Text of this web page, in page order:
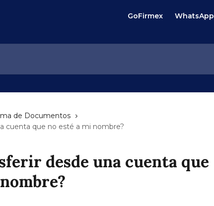
GoFirmex WhatsApp
de Documentos
cuenta que no esté a mi nombre?
desde una cuenta que